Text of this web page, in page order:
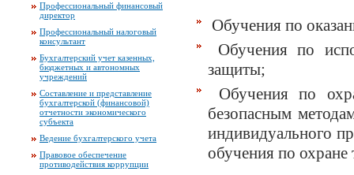
Профессиональный финансовый
директор
Профессиональный налоговый
консультант
Бухгалтерский учет казенных,
бюджетных и автономных
учреждений
Составление и представление
бухгалтерской (финансовой)
отчетности экономического
субъекта
Ведение бухгалтерского учета
Правовое обеспечение
противодействия коррупции
Обучения по
Обучения по
защиты;
Обучения по
безопасным
индивидуального
обучения по охране